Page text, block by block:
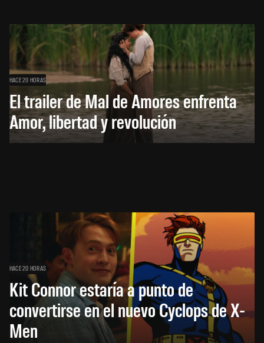
HACE 20 HORAS
El trailer de Mal de Amores enfrenta
Amor, libertad y revolución
HACE 20 HORAS
Kit Connor estaría a punto de
convertirse en el nuevo Cyclops de X-
Men